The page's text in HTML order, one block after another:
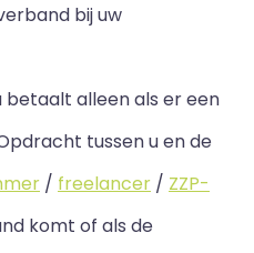
bij uw
betaalt alleen als er een
tussen u en de
/ freelancer / ZZP-
komt of als de